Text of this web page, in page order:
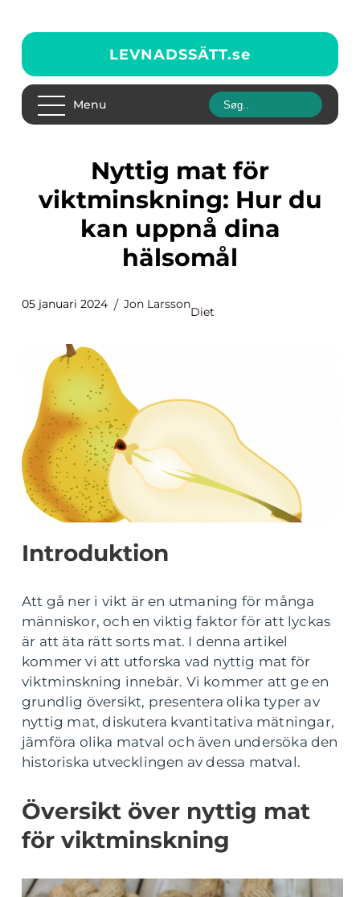
LEVNADSSÄTT.se
Menu
Nyttig mat för
viktminskning: Hur du
kan uppnå dina
hälsomål
05 januari 2024 Jon Larsson
Diet
Introduktion
Att gå ner i vikt är en utmaning för många
människor, och en viktig faktor för att lyckas
är att äta rätt sorts mat. I denna artikel
kommer vi att utforska vad nyttig mat för
viktminskning innebär. Vi kommer att ge en
grundlig översikt, presentera olika typer av
nyttig mat, diskutera kvantitativa mätningar,
jämföra olika matval och även undersöka den
historiska utvecklingen av dessa matval.
Översikt över nyttig mat
för viktminskning